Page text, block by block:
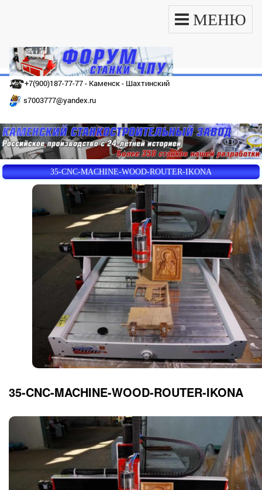
МЕНЮ
+7(900)187-77-77 - Каменск - Шахтинский
s7003777@yandex.ru
35-CNC-MACHINE-WOOD-ROUTER-IKONA
35-CNC-MACHINE-WOOD-ROUTER-IKONA